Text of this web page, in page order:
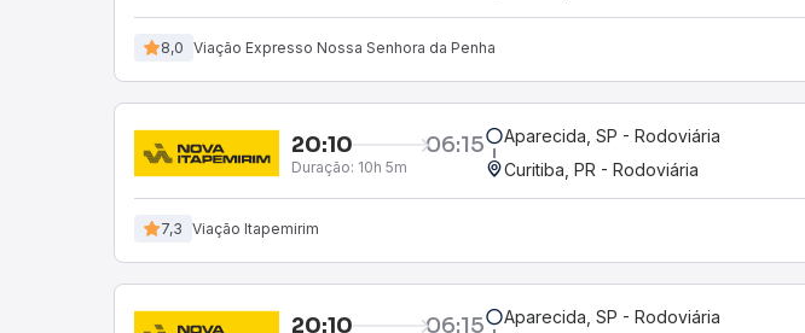
8,0 Viação Expresso Nossa Senhora da Penha
20:10 06:15
Duração: 10h 5m
Aparecida, SP - Rodoviária
Curitiba, PR - Rodoviária
7,3 Viação Itapemirim
20:10 06:15
Aparecida, SP - Rodoviária